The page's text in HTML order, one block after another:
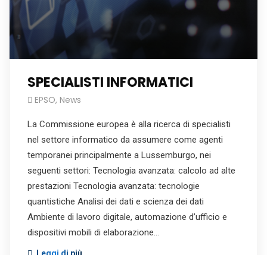
SPECIALISTI INFORMATICI
EPSO, News
La Commissione europea è alla ricerca di specialisti
nel settore informatico da assumere come agenti
temporanei principalmente a Lussemburgo, nei
seguenti settori: Tecnologia avanzata: calcolo ad alte
prestazioni Tecnologia avanzata: tecnologie
quantistiche Analisi dei dati e scienza dei dati
Ambiente di lavoro digitale, automazione d’ufficio e
dispositivi mobili di elaborazione…